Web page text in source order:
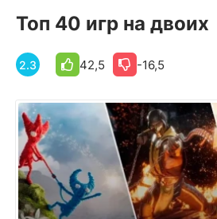
Топ 40 игр на двоих
2.3 42,5 -16,5